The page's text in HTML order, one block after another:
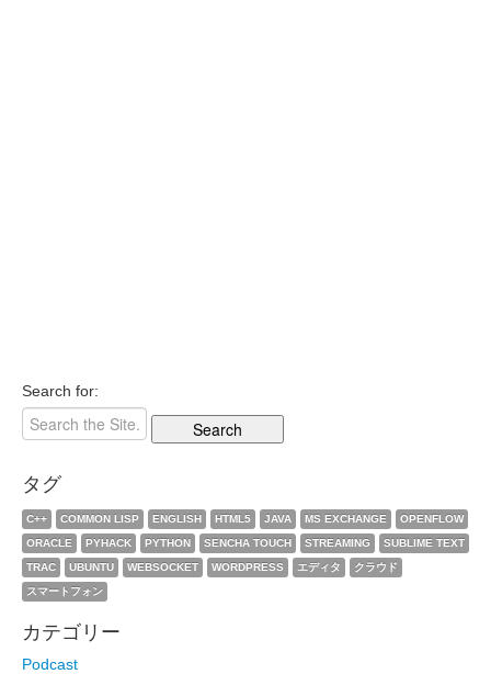
Search for:
タグ
C++ COMMON LISP ENGLISH HTML5 JAVA MS EXCHANGE
OPENFLOW
ORACLE
PYHACK PYTHON SENCHA TOUCH STREAMING
SUBLIME TEXT
TRAC
UBUNTU WEBSOCKET WORDPRESS エディタ
クラウド
スマートフォン
カテゴリー
Podcast